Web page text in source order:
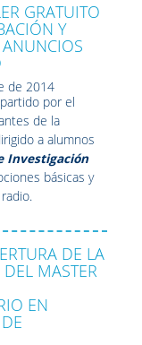
GRATUITO
Y
de 2014
por el
de la
a alumnos
Investigación
básicas y
DE LA
MASTER
EN